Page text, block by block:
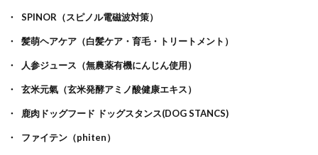
SPINOR（スピノル電磁波対策）
髪萌ヘアケア（白髪ケア・育毛・トリートメント）
人参ジュース（無農薬有機にんじん使用）
玄米元氣（玄米発酵アミノ酸健康エキス）
鹿肉ドッグフード ドッグスタンス(DOG STANCS)
ファイテン（phiten）